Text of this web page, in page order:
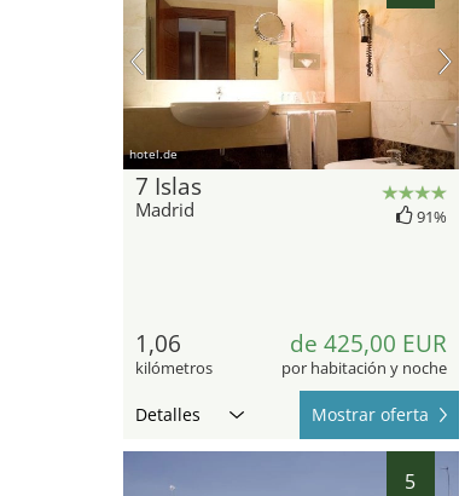
hotel.de
7 Islas
Madrid 91%
1,06
kilómetros
de 425,00 EUR
por habitación y noche
Detalles Mostrar oferta
5